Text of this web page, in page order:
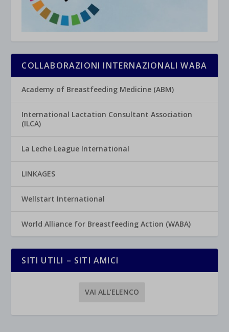
COLLABORAZIONI INTERNAZIONALI WABA
Academy of Breastfeeding Medicine (ABM)
International Lactation Consultant Association
(ILCA)
La Leche League International
LINKAGES
Wellstart International
World Alliance for Breastfeeding Action (WABA)
SITI UTILI – SITI AMICI
VAI ALL’ELENCO